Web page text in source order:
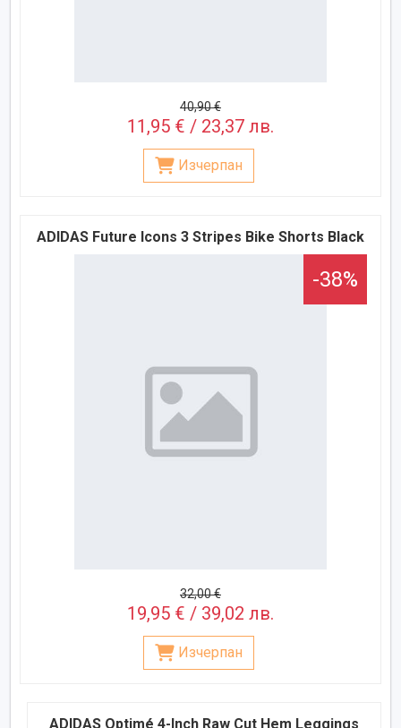
40,90 €
11,95 € / 23,37 лв.
Изчерпан
ADIDAS Future Icons 3 Stripes Bike Shorts Black
-38%
32,00 €
19,95 € / 39,02 лв.
Изчерпан
ADIDAS Optimé 4-Inch Raw Cut Hem Leggings